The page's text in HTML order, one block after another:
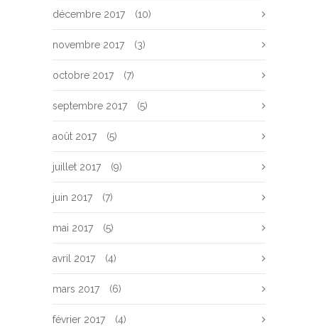
décembre 2017 (10)
novembre 2017 (3)
octobre 2017 (7)
septembre 2017 (5)
août 2017 (5)
juillet 2017 (9)
juin 2017 (7)
mai 2017 (5)
avril 2017 (4)
mars 2017 (6)
février 2017 (4)